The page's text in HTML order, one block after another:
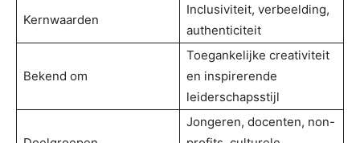
Kernwaarden
Inclusiviteit, verbeelding,
authenticiteit
Bekend om
Toegankelijke creativiteit
en inspirerende
leiderschapsstijl
Jongeren, docenten, non-